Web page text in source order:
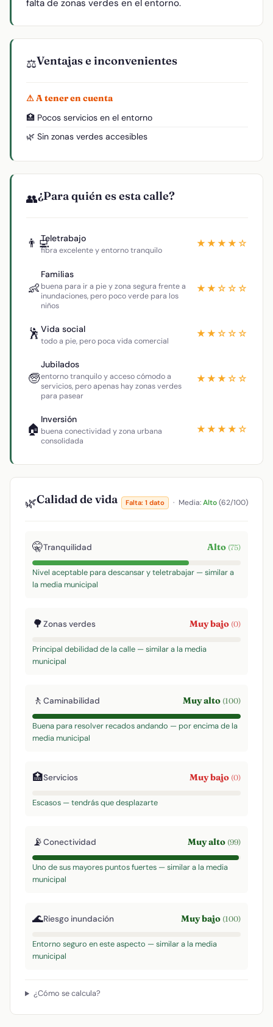
falta de zonas verdes en el entorno.
⚖️Ventajas e inconvenientes
⚠ A tener en cuenta
🏥 Pocos servicios en el entorno
🌿 Sin zonas verdes accesibles
👥¿Para quién es esta calle?
👨‍💻Teletrabajo
fibra excelente y entorno tranquilo
★★★★☆
👶
Familias
buena para ir a pie y zona segura frente a
inundaciones, pero poco verde para los
niños
★★☆☆☆
🕺 Vida social
todo a pie, pero poca vida comercial
★★☆☆☆
🧓
Jubilados
entorno tranquilo y acceso cómodo a
servicios, pero apenas hay zonas verdes
para pasear
★★★☆☆
🏠
Inversión
buena conectividad y zona urbana
consolidada
★★★★☆
🌿Calidad de vida Falta: 1 dato · Media:Alto(62/100)
🤫Tranquilidad Alto (75)
Nivel aceptable para descansar y teletrabajar — similar a
la media municipal
🌳Zonas verdes Muy bajo (0)
Principal debilidad de la calle — similar a la media
municipal
🚶 Caminabilidad Muy alto (100)
Buena para resolver recados andando — por encima de la
media municipal
🏥Servicios Muy bajo (0)
Escasos — tendrás que desplazarte
📡Conectividad Muy alto (99)
Uno de sus mayores puntos fuertes — similar a la media
municipal
🌊Riesgo inundación Muy bajo (100)
Entorno seguro en este aspecto — similar a la media
municipal
¿Cómo se calcula?